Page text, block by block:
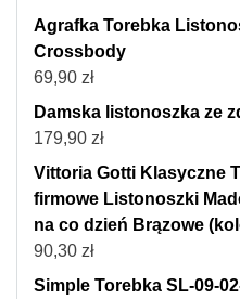
Agrafka Torebka
Crossbody
69,90 zł
Damska listonoszka ze
179,90 zł
Vittoria Gotti Klasyczne
firmowe Listonoszki
na co dzień Brązowe
90,30 zł
Simple Torebka SL-09-